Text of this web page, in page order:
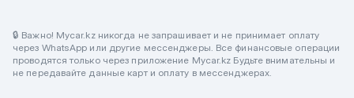
🔒 Важно! Mycar.kz никогда не запрашивает и не принимает оплату
через WhatsApp или другие мессенджеры. Все финансовые операции
проводятся только через приложение Mycar.kz Будьте внимательны и
не передавайте данные карт и оплату в мессенджерах.